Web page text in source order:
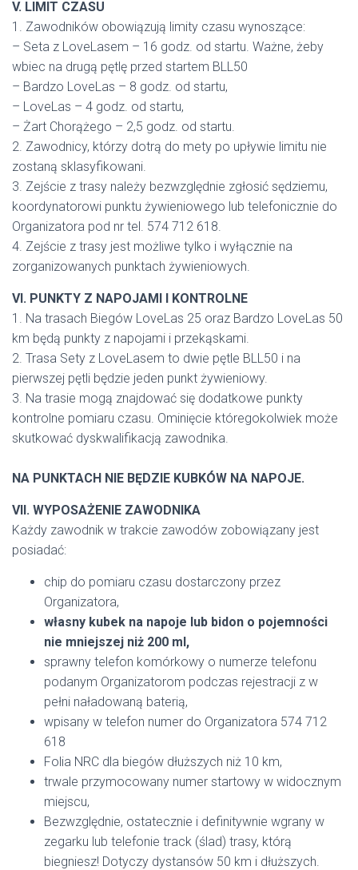
V. LIMIT CZASU
1. Zawodników obowiązują limity czasu wynoszące:
– Seta z LoveLasem – 16 godz. od startu. Ważne, żeby
wbiec na drugą pętlę przed startem BLL50
– Bardzo LoveLas – 8 godz. od startu,
– LoveLas – 4 godz. od startu,
– Żart Chorążego – 2,5 godz. od startu.
2. Zawodnicy, którzy dotrą do mety po upływie limitu nie
zostaną sklasyfikowani.
3. Zejście z trasy należy bezwzględnie zgłosić sędziemu,
koordynatorowi punktu żywieniowego lub telefonicznie do
Organizatora pod nr tel. 574 712 618.
4. Zejście z trasy jest możliwe tylko i wyłącznie na
zorganizowanych punktach żywieniowych.
VI. PUNKTY Z NAPOJAMI I KONTROLNE
1. Na trasach Biegów LoveLas 25 oraz Bardzo LoveLas 50
km będą punkty z napojami i przekąskami.
2. Trasa Sety z LoveLasem to dwie pętle BLL50 i na
pierwszej pętli będzie jeden punkt żywieniowy.
3. Na trasie mogą znajdować się dodatkowe punkty
kontrolne pomiaru czasu. Ominięcie któregokolwiek może
skutkować dyskwalifikacją zawodnika.
NA PUNKTACH NIE BĘDZIE KUBKÓW NA NAPOJE.
VII. WYPOSAŻENIE ZAWODNIKA
Każdy zawodnik w trakcie zawodów zobowiązany jest
posiadać:
chip do pomiaru czasu dostarczony przez
Organizatora,
własny kubek na napoje lub bidon o pojemności
nie mniejszej niż 200 ml,
sprawny telefon komórkowy o numerze telefonu
podanym Organizatorom podczas rejestracji z w
pełni naładowaną baterią,
wpisany w telefon numer do Organizatora 574 712
618
Folia NRC dla biegów dłuższych niż 10 km,
trwale przymocowany numer startowy w widocznym
miejscu,
Bezwzględnie, ostatecznie i definitywnie wgrany w
zegarku lub telefonie track (ślad) trasy, którą
biegniesz! Dotyczy dystansów 50 km i dłuższych.